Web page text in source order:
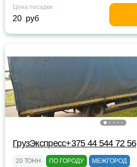
Цена посадки
20 руб
ГрузЭкспресс+375 44 544 72 56
20 ТОНН ПО ГОРОДУ МЕЖГОРОД